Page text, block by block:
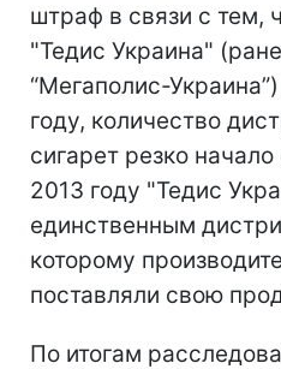
штраф в связи с тем,
"Тедис Украина"
“Мегаполис-
году, количество
сигарет резко
2013 году "Тедис
единственным
которому
поставляли свою
По итогам